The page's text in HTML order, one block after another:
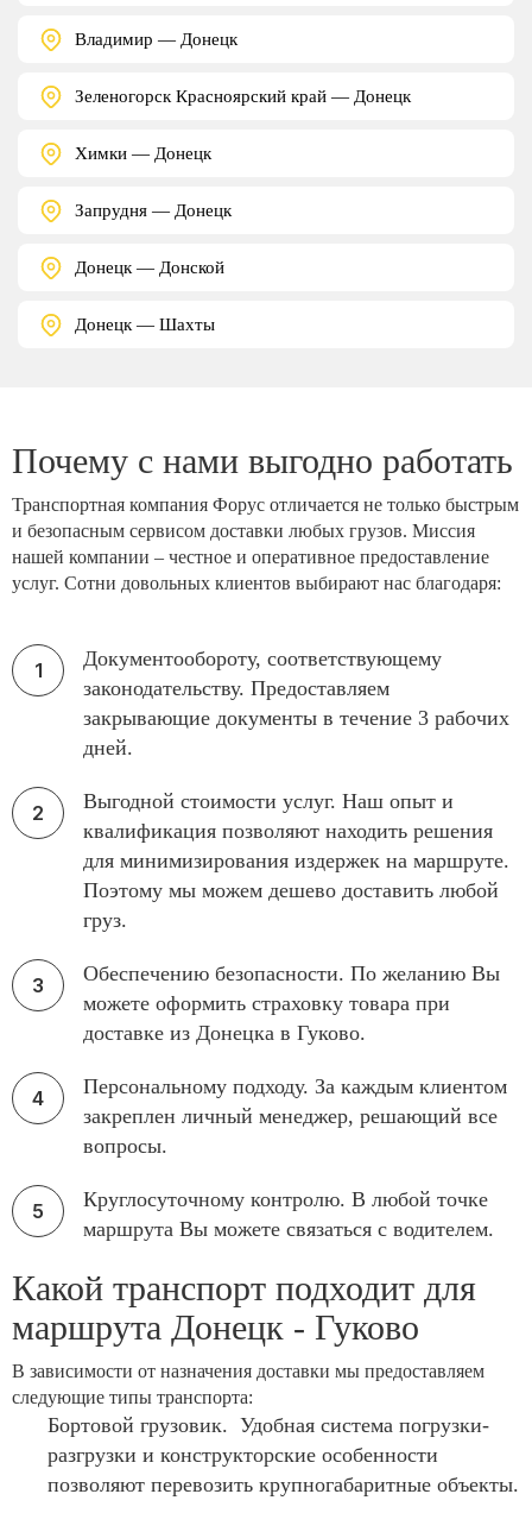
Владимир — Донецк
Зеленогорск Красноярский край — Донецк
Химки — Донецк
Запрудня — Донецк
Донецк — Донской
Донецк — Шахты
Почему с нами выгодно работать
Транспортная компания Форус отличается не только быстрым
и безопасным сервисом доставки любых грузов. Миссия
нашей компании – честное и оперативное предоставление
услуг. Сотни довольных клиентов выбирают нас благодаря:
Документообороту, соответствующему
законодательству. Предоставляем
закрывающие документы в течение 3 рабочих
дней.
Выгодной стоимости услуг. Наш опыт и
квалификация позволяют находить решения
для минимизирования издержек на маршруте.
Поэтому мы можем дешево доставить любой
груз.
Обеспечению безопасности. По желанию Вы
можете оформить страховку товара при
доставке из Донецка в Гуково.
Персональному подходу. За каждым клиентом
закреплен личный менеджер, решающий все
вопросы.
Круглосуточному контролю. В любой точке
маршрута Вы можете связаться с водителем.
Какой транспорт подходит для
маршрута Донецк - Гуково
В зависимости от назначения доставки мы предоставляем
следующие типы транспорта:
Бортовой грузовик. Удобная система погрузки-
разгрузки и конструкторские особенности
позволяют перевозить крупногабаритные объекты.